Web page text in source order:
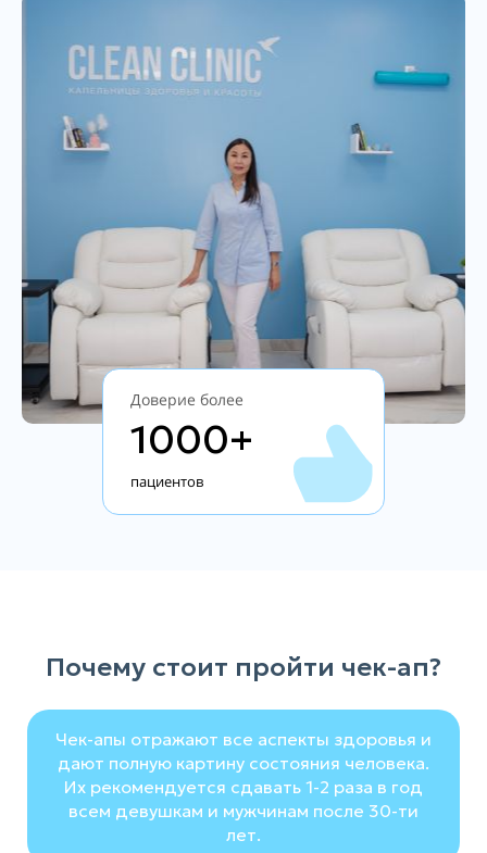
Доверие более
1000+
пациентов
Почему стоит пройти чек-ап?
Чек-апы отражают все аспекты здоровья и
дают полную картину состояния человека.
Их рекомендуется сдавать 1-2 раза в год
всем девушкам и мужчинам после 30-ти
лет.